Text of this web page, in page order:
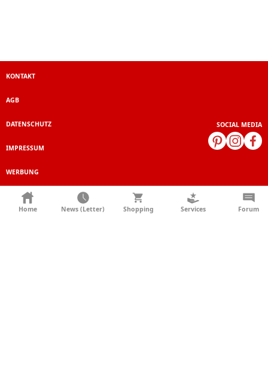
KONTAKT
AGB
DATENSCHUTZ
IMPRESSUM
WERBUNG
NEWSLETTER
SOCIAL MEDIA
Home News (Letter) Shopping Services Forum